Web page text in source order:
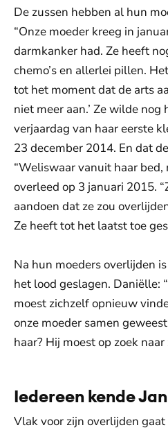
De zussen hebben al hun
“Onze moeder kreeg in
darmkanker had. Ze heeft
chemo’s en allerlei pillen.
tot het moment dat de arts
niet meer aan.’ Ze wilde nog
verjaardag van haar eerste
23 december 2014. En dat
“Weliswaar vanuit haar bed,
overleed op 3 januari 2015.
aandoen dat ze zou
Ze heeft tot het laatst toe
Na hun moeders overlijden
het lood geslagen. Daniëlle:
moest zichzelf opnieuw
onze moeder samen
haar? Hij moest op zoek naar
Iedereen kende Jan
Vlak voor zijn overlijden